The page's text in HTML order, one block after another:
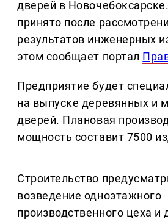
дверей в
принято после
результатов инженерных
этом сообщает портал
Предприятие будет
на выпуске деревянных и
дверей. Плановая
мощность составит 7500
Строительство
возведение одноэтажного
производственного цеха и